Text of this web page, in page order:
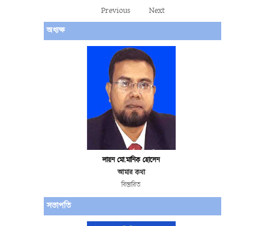
Previous
Next
অধ্যক্ষ
লায়ন মো.মানিক হোসেন
আমার কথা
বিস্তারিত
সভাপতি